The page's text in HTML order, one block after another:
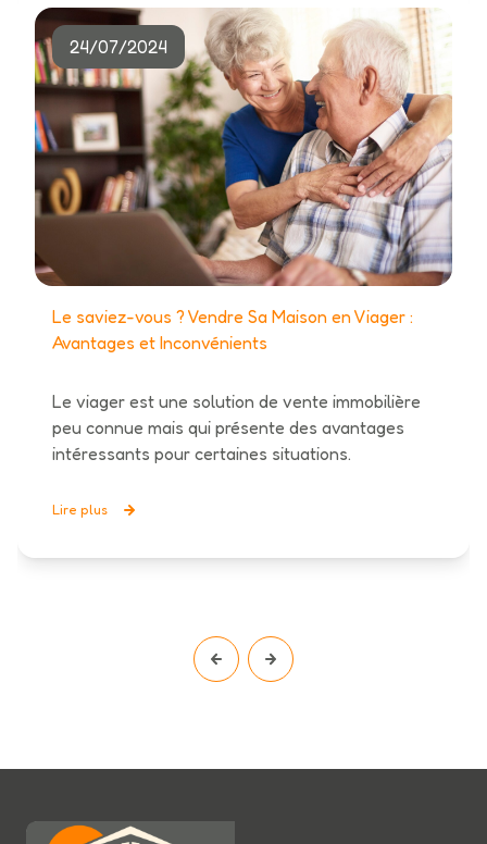
24/07/2024
Le saviez-vous ? Vendre Sa Maison en Viager :
Avantages et Inconvénients
Le viager est une solution de vente immobilière
peu connue mais qui présente des avantages
intéressants pour certaines situations.
Lire plus